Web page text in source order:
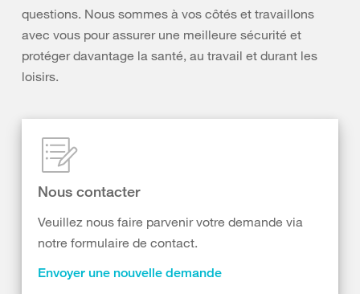
questions. Nous sommes à vos côtés et travaillons
avec vous pour assurer une meilleure sécurité et
protéger davantage la santé, au travail et durant les
loisirs.
Nous contacter
Veuillez nous faire parvenir votre demande via
notre formulaire de contact.
Envoyer une nouvelle demande